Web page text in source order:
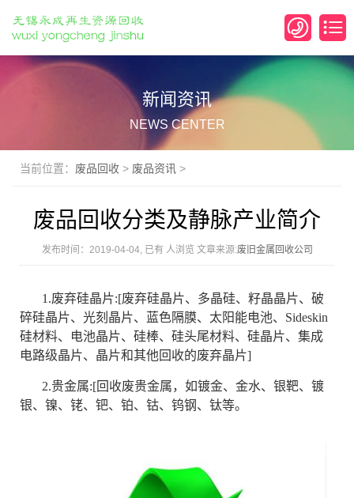
新闻资讯
NEWS CENTER
当前位置： 废品回收 > 废品资讯 >
废品回收分类及静脉产业简介
发布时间：2019-04-04, 已有 人浏览 文章来源:废旧金属回收公司
1 .废弃硅晶片:[废弃硅晶片、多晶硅、籽晶晶片、破
碎硅晶片、光刻晶片、蓝色隔膜、太阳能电池、Sideskin
硅材料、电池晶片、硅棒、硅头尾材料、硅晶片、集成
电路级晶片、晶片和其他回收的废弃晶片]
2.贵金属:[回收废贵金属，如镀金、金水、银靶、镀
银、镍、铑、钯、铂、钴、钨钢、钛等。